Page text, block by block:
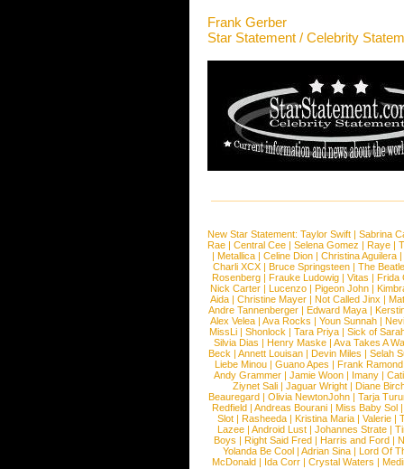
Frank Gerber
Star Statement / Celebrity
New Star Statement: Taylor Swift | Sabrina
Rae |Central Cee |Selena Gomez |Raye |
| Metallica | Celine Dion | Christina Aguilera |
Charli XCX |Bruce Springsteen |The
Rosenberg | Frauke Ludowig | Vitas | Frida
Nick Carter | Lucenzo | Pigeon John |
Aida |Christine Mayer |Not Called Jinx |
Andre Tannenberger | Edward Maya |
Alex Velea | Ava Rocks | Youn Sunnah |
MissLi | Shonlock | Tara Priya | Sick of
Silvia Dias |Henry Maske |Ava Takes A
Beck |Annett Louisan |Devin Miles |Selah
Liebe Minou |Guano Apes |Frank Ramond
Andy Grammer |Jamie Woon | Imany |
Ziynet Sali |Jaguar Wright |Diane
Beauregard |Olivia NewtonJohn |Tarja
Redfield | Andreas Bourani | Miss Baby Sol
Slot | Rasheeda | Kristina Maria | Valerie |
Lazee | Android Lust | Johannes Strate |
Boys | Right Said Fred | Harris and Ford |
Yolanda Be Cool |Adrian Sina |Lord Of
McDonald | Ida Corr |Crystal Waters |